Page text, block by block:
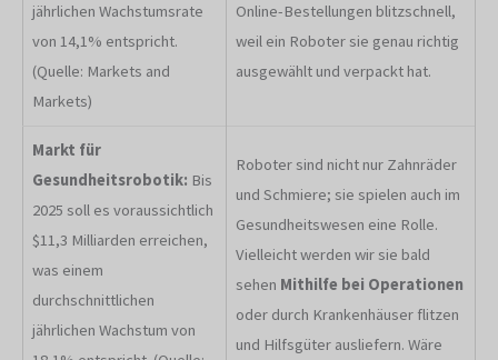
jährlichen Wachstumsrate
von 14,1% entspricht.
(Quelle: Markets and
Markets)
Online-Bestellungen blitzschnell,
weil ein Roboter sie genau richtig
ausgewählt und verpackt hat.
Markt für
Gesundheitsrobotik: Bis
2025 soll es voraussichtlich
$11,3 Milliarden erreichen,
was einem
durchschnittlichen
jährlichen Wachstum von
Roboter sind nicht nur Zahnräder
und Schmiere; sie spielen auch im
Gesundheitswesen eine Rolle.
Vielleicht werden wir sie bald
sehen Mithilfe bei Operationen
oder durch Krankenhäuser flitzen
und Hilfsgüter ausliefern. Wäre